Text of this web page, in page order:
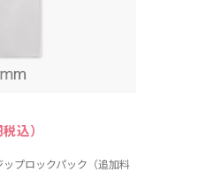
込）
プロックパック（追加料